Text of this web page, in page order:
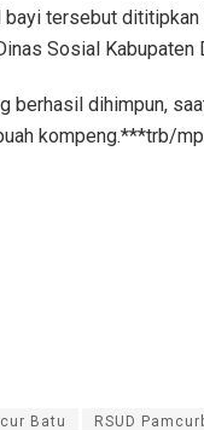
bayi tersebut
Sosial Kabupaten
berhasil dihimpun,
kompeng.***trb/
Batu RSUD